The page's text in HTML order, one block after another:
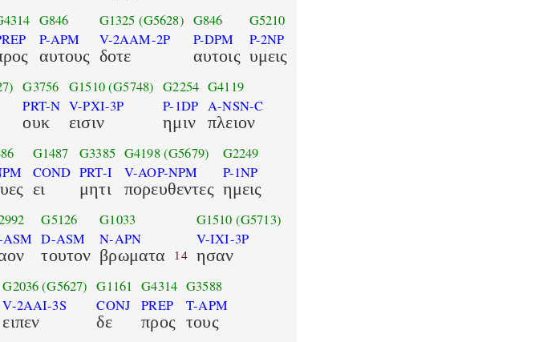
G846
P-APM
αυτους
G1325 (G5628)
V-2AAM-2P
δοτε
G846
P-DPM
αυτοις
G5210
P-2NP
υμεις
G3756
PRT-N
ουκ
G1510(G5748)
V-PXI-3P
εισιν
G2254
P-1DP
ημιν
G4119
A-NSN-C
πλειον
G1487
COND
ει
G3385
PRT-I
μητι
G4198(G5679)
V-AOP-NPM
πορευθεντες
G2249
P-1NP
ημεις
G5126
D-ASM
τουτον
G1033
N-APN
βρωματα 14
G1510 (G5713)
V-IXI-3P
ησαν
G2036(G5627)
V-2AAI-3S
ειπεν
G1161
CONJ
δε
G4314
PREP
προς
G3588
T-APM
τους